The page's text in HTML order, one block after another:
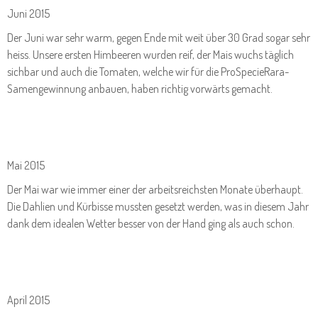
Juni 2015
Der Juni war sehr warm, gegen Ende mit weit über 30 Grad sogar sehr
heiss. Unsere ersten Himbeeren wurden reif, der Mais wuchs täglich
sichbar und auch die Tomaten, welche wir für die ProSpecieRara-
Samengewinnung anbauen, haben richtig vorwärts gemacht.
Mai 2015
Der Mai war wie immer einer der arbeitsreichsten Monate überhaupt.
Die Dahlien und Kürbisse mussten gesetzt werden, was in diesem Jahr
dank dem idealen Wetter besser von der Hand ging als auch schon.
April 2015